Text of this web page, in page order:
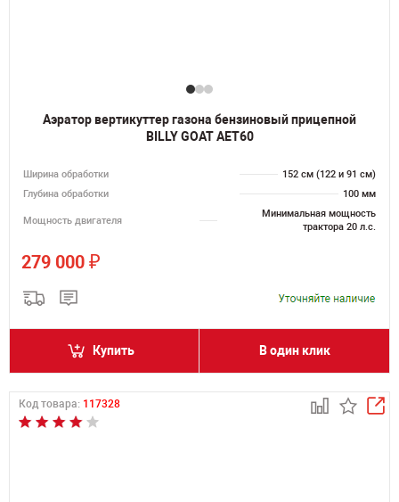
Аэратор вертикуттер газона бензиновый прицепной
BILLY GOAT AET60
Ширина обработки
152 см (122 и 91 см)
Глубина обработки
100 мм
Мощность двигателя
Минимальная мощность
трактора 20 л.с.
279 000 ₽
Купить В один клик
Код товара: 117328